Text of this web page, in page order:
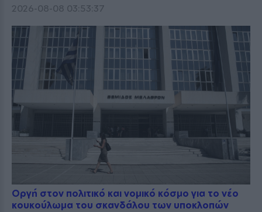
2026-08-08 03:53:37
Οργή στον πολιτικό και νομικό κόσμο για το νέο
κουκούλωμα του σκανδάλου των υποκλοπών